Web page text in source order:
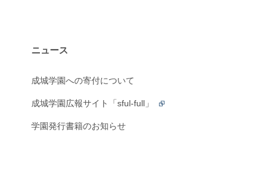
ニュース
成城学園への寄付について
成城学園広報サイト「sful-full」
学園発行書籍のお知らせ